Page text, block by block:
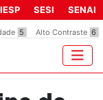
5 Alto Contraste 6
SESI SENAI